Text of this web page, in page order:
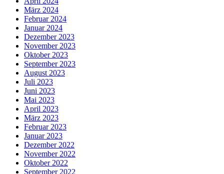
März 2024
Februar 2024
Januar 2024
Dezember 2023
November 2023
Oktober 2023
September 2023
August 2023
Juli 2023
Juni 2023
Mai 2023
April 2023
März 2023
Februar 2023
Januar 2023
Dezember 2022
November 2022
Oktober 2022
September 2022